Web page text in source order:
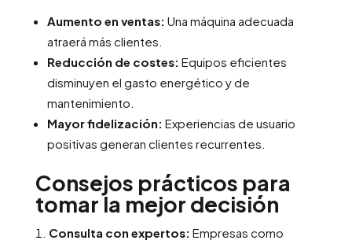
Aumento en ventas: Una máquina adecuada
atraerá más clientes.
Reducción de costes: Equipos eficientes
disminuyen el gasto energético y de
mantenimiento.
Mayor fidelización: Experiencias de usuario
positivas generan clientes recurrentes.
Consejos prácticos para
tomar la mejor decisión
Consulta con expertos: Empresas como